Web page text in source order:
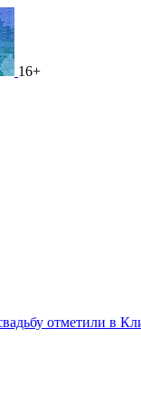
16+
отметили в